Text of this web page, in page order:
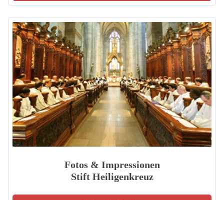
Fotos & Impressionen
Stift Heiligenkreuz